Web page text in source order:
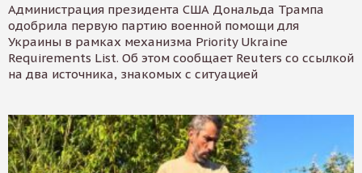
Администрация президента США Дональда Трампа
одобрила первую партию военной помощи для
Украины в рамках механизма Priority Ukraine
Requirements List. Об этом сообщает Reuters со ссылкой
на два источника, знакомых с ситуацией